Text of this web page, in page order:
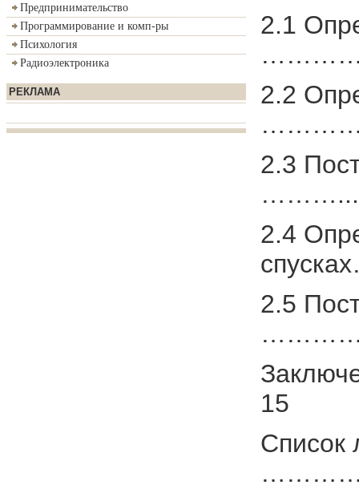
Предпринимательство
Программирование и комп-ры
Психология
Радиоэлектроника
РЕКЛАМА
2.1
2.2
2.3
………...
2.4
2.5
15